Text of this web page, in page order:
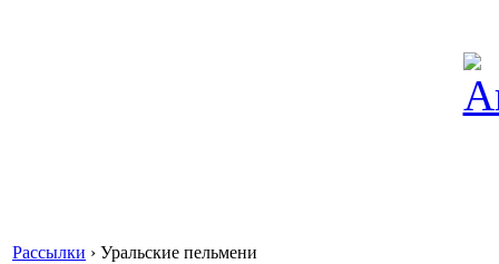
Рассылки › Уральские пельмени